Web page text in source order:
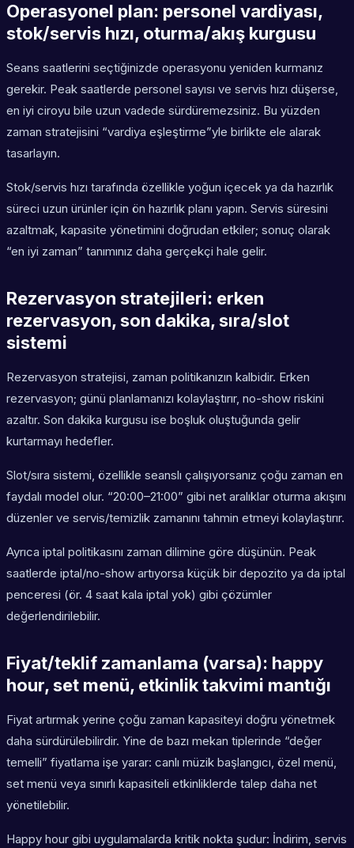
Operasyonel plan: personel vardiyası,
stok/servis hızı, oturma/akış kurgusu
Seans saatlerini seçtiğinizde operasyonu yeniden kurmanız
gerekir. Peak saatlerde personel sayısı ve servis hızı düşerse,
en iyi ciroyu bile uzun vadede sürdüremezsiniz. Bu yüzden
zaman stratejisini “vardiya eşleştirme”yle birlikte ele alarak
tasarlayın.
Stok/servis hızı tarafında özellikle yoğun içecek ya da hazırlık
süreci uzun ürünler için ön hazırlık planı yapın. Servis süresini
azaltmak, kapasite yönetimini doğrudan etkiler; sonuç olarak
“en iyi zaman” tanımınız daha gerçekçi hale gelir.
Rezervasyon stratejileri: erken
rezervasyon, son dakika, sıra/slot
sistemi
Rezervasyon stratejisi, zaman politikanızın kalbidir. Erken
rezervasyon; günü planlamanızı kolaylaştırır, no-show riskini
azaltır. Son dakika kurgusu ise boşluk oluştuğunda gelir
kurtarmayı hedefler.
Slot/sıra sistemi, özellikle seanslı çalışıyorsanız çoğu zaman en
faydalı model olur. “20:00–21:00” gibi net aralıklar oturma akışını
düzenler ve servis/temizlik zamanını tahmin etmeyi kolaylaştırır.
Ayrıca iptal politikasını zaman dilimine göre düşünün. Peak
saatlerde iptal/no-show artıyorsa küçük bir depozito ya da iptal
penceresi (ör. 4 saat kala iptal yok) gibi çözümler
değerlendirilebilir.
Fiyat/teklif zamanlama (varsa): happy
hour, set menü, etkinlik takvimi mantığı
Fiyat artırmak yerine çoğu zaman kapasiteyi doğru yönetmek
daha sürdürülebilirdir. Yine de bazı mekan tiplerinde “değer
temelli” fiyatlama işe yarar: canlı müzik başlangıcı, özel menü,
set menü veya sınırlı kapasiteli etkinliklerde talep daha net
yönetilebilir.
Happy hour gibi uygulamalarda kritik nokta şudur: İndirim, servis